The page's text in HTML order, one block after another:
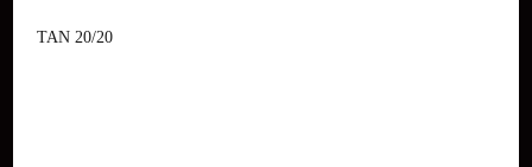
TAN 20/20